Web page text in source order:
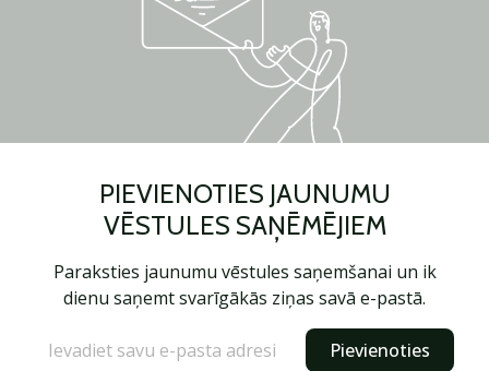
PIEVIENOTIES JAUNUMU
VĒSTULES SAŅĒMĒJIEM
Paraksties jaunumu vēstules saņemšanai un ik
dienu saņemt svarīgākās ziņas savā e-pastā.
Pievienoties